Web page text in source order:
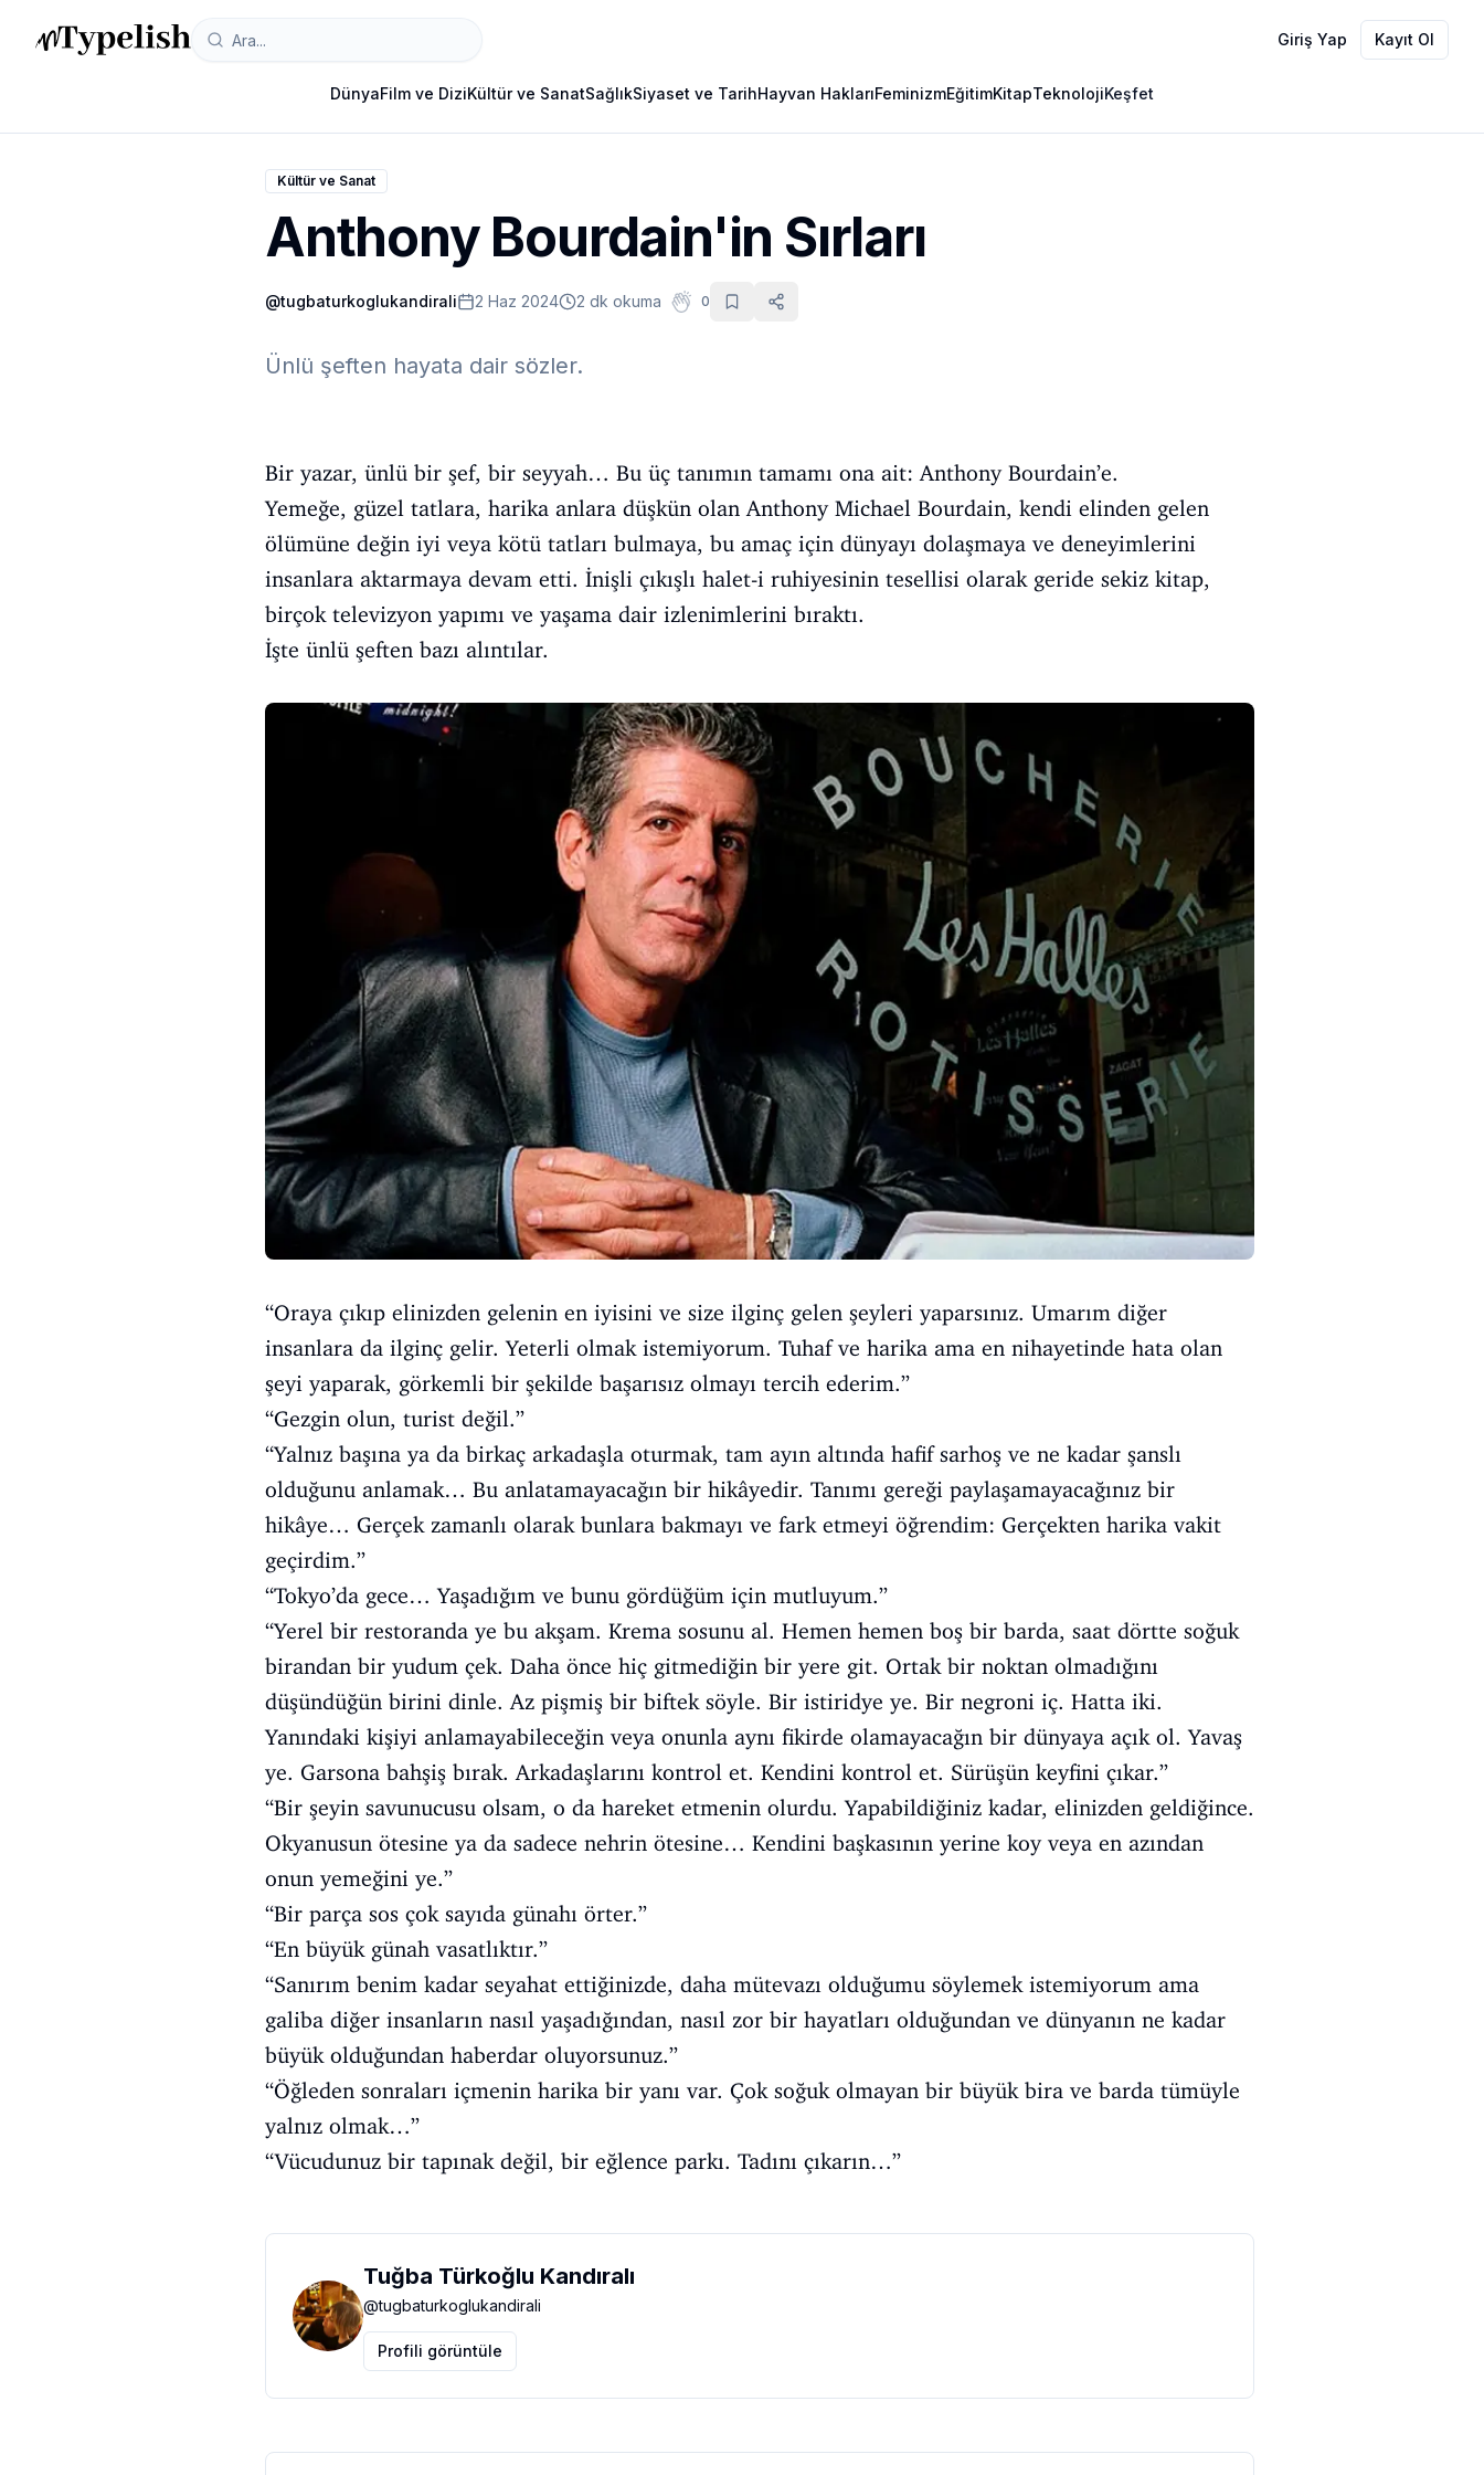
Giriş Yap Kayıt Ol
DünyaFilm ve DiziKültür ve SanatSağlıkSiyaset ve TarihHayvan HaklarıFeminizmEğitimKitapTeknolojiKeşfet
Kültür ve Sanat
Anthony Bourdain'in Sırları
@tugbaturkoglukandirali 2 Haz 2024 2 dk okuma 0
Ünlü şeften hayata dair sözler.
Bir yazar, ünlü bir şef, bir seyyah… Bu üç tanımın tamamı ona ait: Anthony Bourdain’e.
Yemeğe, güzel tatlara, harika anlara düşkün olan Anthony Michael Bourdain, kendi elinden gelen
ölümüne değin iyi veya kötü tatları bulmaya, bu amaç için dünyayı dolaşmaya ve deneyimlerini
insanlara aktarmaya devam etti. İnişli çıkışlı halet-i ruhiyesinin tesellisi olarak geride sekiz kitap,
birçok televizyon yapımı ve yaşama dair izlenimlerini bıraktı.
İşte ünlü şeften bazı alıntılar.
“Oraya çıkıp elinizden gelenin en iyisini ve size ilginç gelen şeyleri yaparsınız. Umarım diğer
insanlara da ilginç gelir. Yeterli olmak istemiyorum. Tuhaf ve harika ama en nihayetinde hata olan
şeyi yaparak, görkemli bir şekilde başarısız olmayı tercih ederim.”
“Gezgin olun, turist değil.”
“Yalnız başına ya da birkaç arkadaşla oturmak, tam ayın altında hafif sarhoş ve ne kadar şanslı
olduğunu anlamak… Bu anlatamayacağın bir hikâyedir. Tanımı gereği paylaşamayacağınız bir
hikâye… Gerçek zamanlı olarak bunlara bakmayı ve fark etmeyi öğrendim: Gerçekten harika vakit
geçirdim.”
“Tokyo’da gece… Yaşadığım ve bunu gördüğüm için mutluyum.”
“Yerel bir restoranda ye bu akşam. Krema sosunu al. Hemen hemen boş bir barda, saat dörtte soğuk
birandan bir yudum çek. Daha önce hiç gitmediğin bir yere git. Ortak bir noktan olmadığını
düşündüğün birini dinle. Az pişmiş bir biftek söyle. Bir istiridye ye. Bir negroni iç. Hatta iki.
Yanındaki kişiyi anlamayabileceğin veya onunla aynı fikirde olamayacağın bir dünyaya açık ol. Yavaş
ye. Garsona bahşiş bırak. Arkadaşlarını kontrol et. Kendini kontrol et. Sürüşün keyfini çıkar.”
“Bir şeyin savunucusu olsam, o da hareket etmenin olurdu. Yapabildiğiniz kadar, elinizden geldiğince.
Okyanusun ötesine ya da sadece nehrin ötesine… Kendini başkasının yerine koy veya en azından
onun yemeğini ye.”
“Bir parça sos çok sayıda günahı örter.”
“En büyük günah vasatlıktır.”
“Sanırım benim kadar seyahat ettiğinizde, daha mütevazı olduğumu söylemek istemiyorum ama
galiba diğer insanların nasıl yaşadığından, nasıl zor bir hayatları olduğundan ve dünyanın ne kadar
büyük olduğundan haberdar oluyorsunuz.”
“Öğleden sonraları içmenin harika bir yanı var. Çok soğuk olmayan bir büyük bira ve barda tümüyle
yalnız olmak…”
“Vücudunuz bir tapınak değil, bir eğlence parkı. Tadını çıkarın…”
Tuğba Türkoğlu Kandıralı
@tugbaturkoglukandirali
Profili görüntüle